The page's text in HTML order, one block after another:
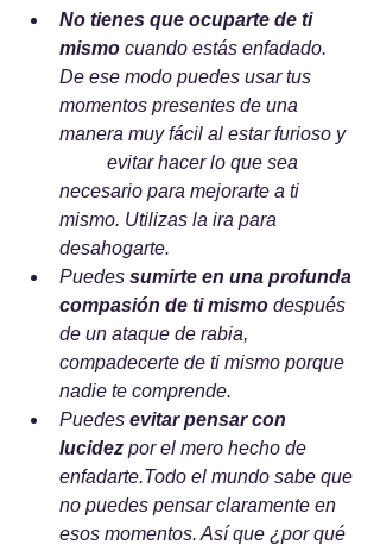
No tienes que ocuparte de ti
mismo cuando estás enfadado.
De ese modo puedes usar tus
momentos presentes de una
manera muy fácil al estar furioso y
necesario para mejorarte a ti
mismo. Utilizas la ira para
desahogarte.
Puedes sumirte en una profunda
compasión de ti mismo después
de un ataque de rabia,
compadecerte de ti mismo porque
nadie te comprende.
Puedes evitar pensar con
lucidez por el mero hecho de
enfadarte.Todo el mundo sabe que
no puedes pensar claramente en
esos momentos. Así que ¿por qué